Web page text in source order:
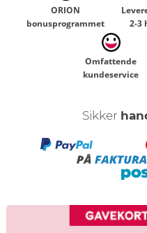
ORION
bonusprogrammet
2-3
Omfattende
kundeservice
Sikker